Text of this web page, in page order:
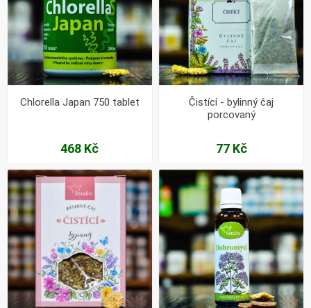
Chlorella Japan 750 tablet
468 Kč
Čistící - bylinný čaj
porcovaný
77 Kč